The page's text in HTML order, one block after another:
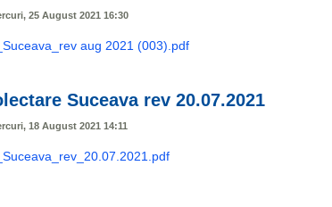
25 August 2021 16:30
aug 2021 (003).pdf
Suceava rev 20.07.2021
18 August 2021 14:11